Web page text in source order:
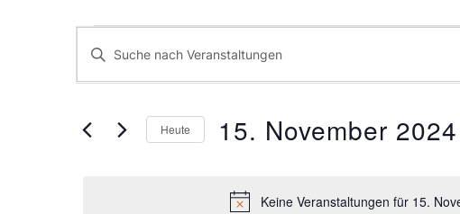
Keine Veranstaltungen für 15.
Veranstaltungen
Suche
und
Bitte
Schlüsselwort
Eingeben.
Nach
Veranstaltungen
Heute 15. November 2024